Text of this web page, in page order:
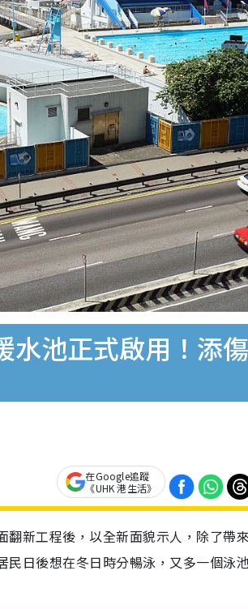
池正式啟用！添
在Google追蹤
《UHK 港生活》
新工程後，以全新面貌示人，除了帶
日後想在冬日時分暢泳，又多一個泳